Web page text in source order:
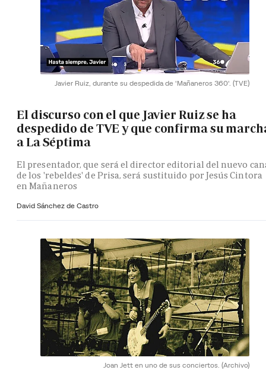
Javier Ruiz, durante su despedida de 'Mañaneros 360'. (TVE)
El discurso con el que Javier Ruiz se ha
despedido de TVE y que confirma su
a La Séptima
El presentador, que será el director editorial del nuevo
de los 'rebeldes' de Prisa, será sustituido por Jesús Cintora
en Mañaneros
David Sánchez de Castro
Joan Jett en uno de sus conciertos. (Archivo)